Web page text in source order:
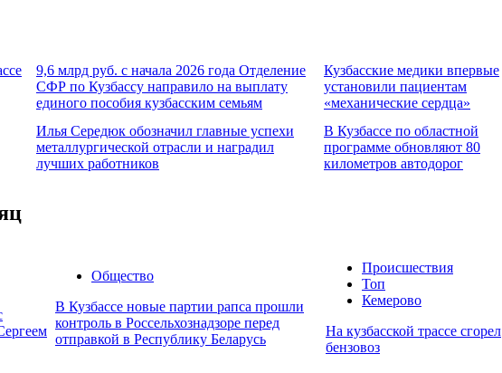
9,6 млрд руб. с начала 2026 года Отделение
СФР по Кузбассу направило на выплату
единого пособия кузбасским семьям
Кузбасские медики впервые
установили пациентам
«механические сердца»
Илья Середюк обозначил главные успехи
металлургической отрасли и наградил
лучших работников
В Кузбассе по областной
программе обновляют 80
километров автодорог
Общество
В Кузбассе новые партии рапса прошли
контроль в Россельхознадзоре перед
отправкой в Республику Беларусь
Происшествия
Топ
Кемерово
На кузбасской трассе сгорел
бензовоз